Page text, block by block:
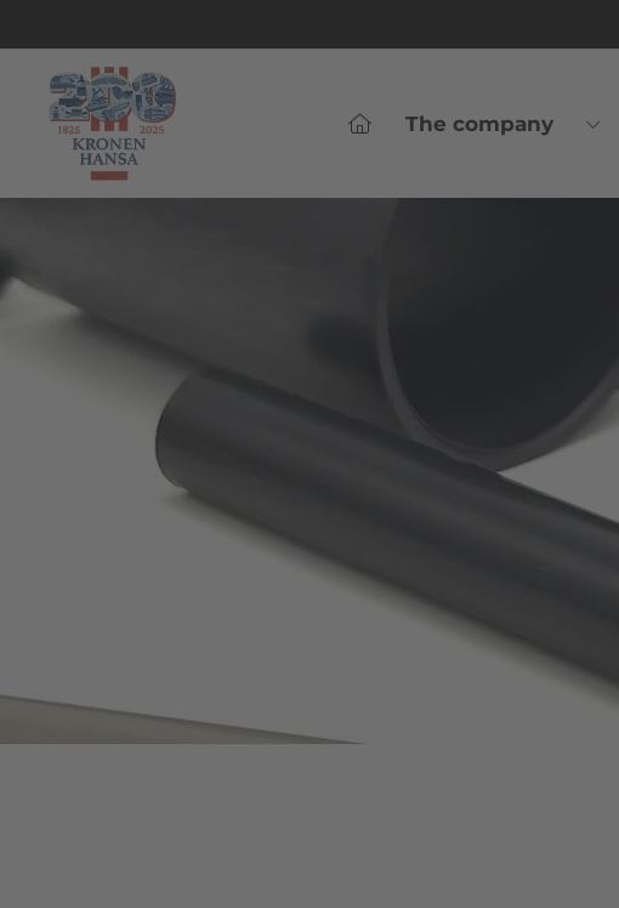
HomeThe company
Home